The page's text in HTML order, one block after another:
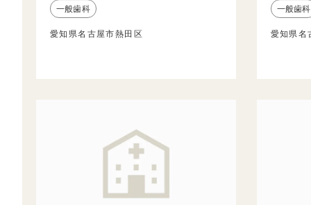
一般歯科
愛知県名古屋市熱田区
一般歯科
愛知県名